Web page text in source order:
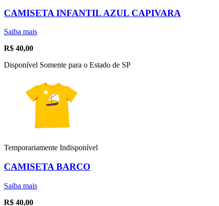
CAMISETA INFANTIL AZUL CAPIVARA
Saiba mais
R$ 40,00
Disponível Somente para o Estado de SP
Temporariamente Indisponível
CAMISETA BARCO
Saiba mais
R$ 40,00